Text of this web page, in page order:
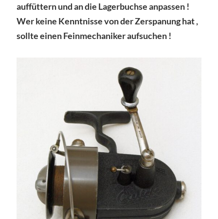
auffüttern und an die Lagerbuchse anpassen !
Wer keine Kenntnisse von der Zerspanung hat ,
sollte einen Feinmechaniker aufsuchen !